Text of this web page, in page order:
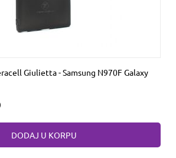
Giulietta - Samsung N970F Galaxy
DODAJ U KORPU